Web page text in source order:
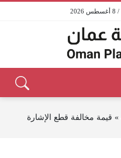
» قيمة مخالفة قطع الإشارة